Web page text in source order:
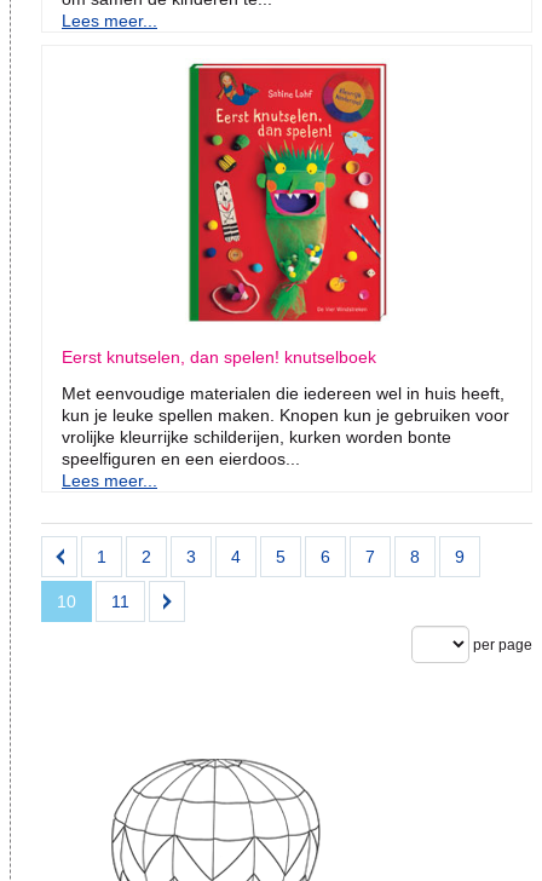
Lees meer...
Eerst knutselen, dan spelen! knutselboek
Met eenvoudige materialen die iedereen wel in huis heeft,
kun je leuke spellen maken. Knopen kun je gebruiken voor
vrolijke kleurrijke schilderijen, kurken worden bonte
speelfiguren en een eierdoos...
Lees meer...
1 2 3 4 5 6 7 8 9
10 11
per page